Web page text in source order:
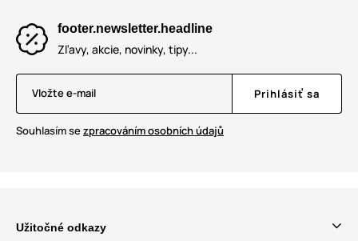
footer.newsletter.headline
Zľavy, akcie, novinky, tipy...
Vložte e-mail Prihlásiť sa
Souhlasím sezpracováním osobních údajů
Užitočné odkazy